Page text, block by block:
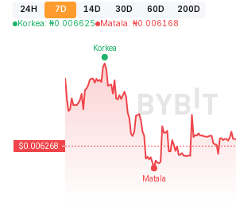
24H 7D 14D 30D 60D
200D
Korkea: ₦0.006625 Matala: ₦0.006168
Viimeksi päivitetty: 2026-08-07 klo 16:04 GMT+0